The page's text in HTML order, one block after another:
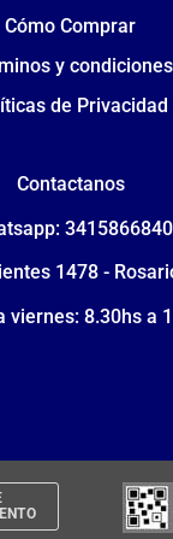
Cómo Comprar
y condiciones
de Privacidad
Contactanos
3415866840
1478 -
viernes: 8.30hs a